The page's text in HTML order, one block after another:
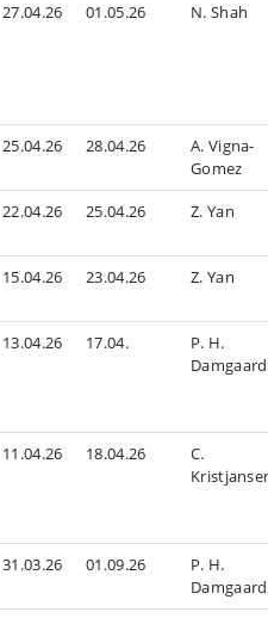
27.04.26 01.05.26 N. Shah
25.04.26 28.04.26
A. Vigna-
Gomez
22.04.26 25.04.26 Z. Yan
15.04.26 23.04.26 Z. Yan
13.04.26 17.04.
P. H.
Damgaard
11.04.26 18.04.26
C.
31.03.26 01.09.26
P. H.
Damgaard